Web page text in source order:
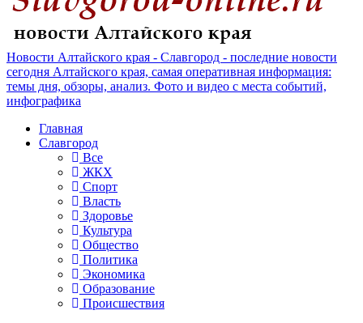
Новости Алтайского края - Славгород - последние новости
сегодня Алтайского края, самая оперативная информация:
темы дня, обзоры, анализ. Фото и видео с места событий,
инфографика
Главная
Славгород
Все
ЖКХ
Спорт
Власть
Здоровье
Культура
Общество
Политика
Экономика
Образование
Происшествия